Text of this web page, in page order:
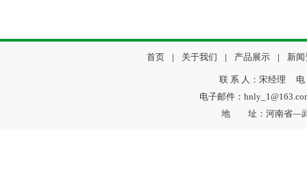
首页 | 关于我们 | 产品展示 | 新
联 系 人：宋经理 电
电子邮件：
地 址：河南省—武